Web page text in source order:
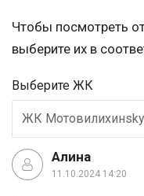
Чтобы посмотреть
выберите их в
Выберите ЖК
ЖК Мотовилихинsky
Алина
11.10.2024 14:20